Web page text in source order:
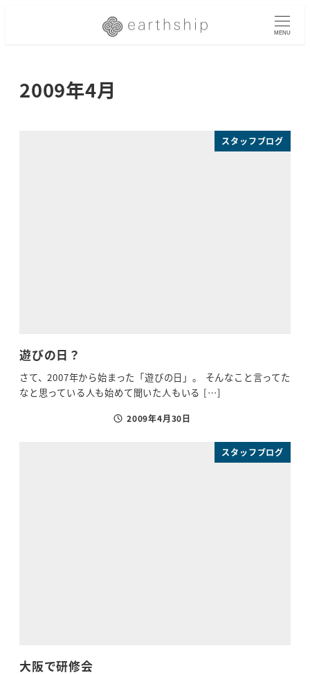
MENU
2009年4月
スタッフブログ
遊びの日？
さて、2007年から始まった「遊びの日」。 そんなこと言ってた
なと思っている人も始めて聞いた人もいる […]
投稿日2009年4月30日
スタッフブログ
大阪で研修会